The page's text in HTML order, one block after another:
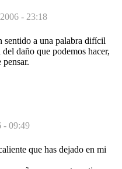
- 23:18
sentido a una palabra difícil
daño que podemos hacer,
- 09:49
que has dejado en mi